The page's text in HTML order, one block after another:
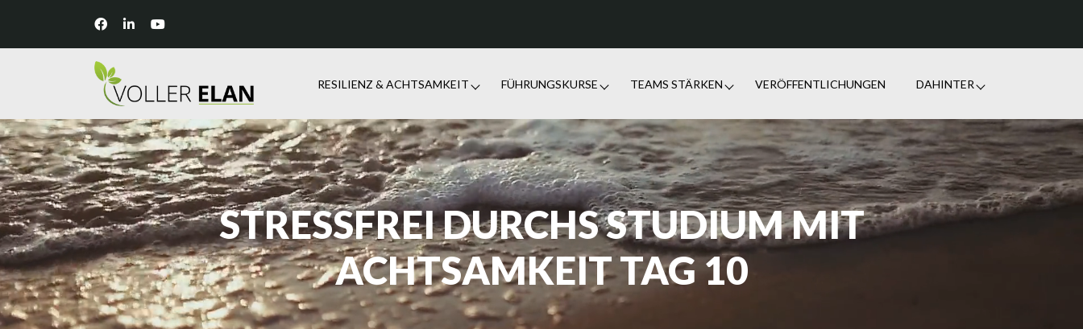
RESILIENZ & ACHTSAMKEIT FÜHRUNGSKURSE TEAMS STÄRKEN VERÖFFENTLICHUNGEN DAHINTER
STRESSFREI DURCHS STUDIUM MIT
ACHTSAMKEIT TAG 10